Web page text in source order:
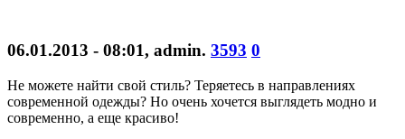
06.01.2013 - 08:01, admin. 3593 0
Не можете найти свой стиль? Теряетесь в направлениях
современной одежды? Но очень хочется выглядеть модно и
современно, а еще красиво!